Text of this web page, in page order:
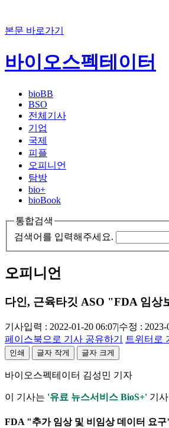
본문 바로가기
바이오스펙테이터
bioBB
BSO
전체기사
기업
국제
피플
오피니언
탐방
bio+
bioBook
통합검색
검색어를 입력해주세요.
오피니언
다인, 근육타깃 ASO "FDA 임
기사입력 : 2022-01-20 06:07|수정 : 2023-
페이스북으로 기사 공유하기
트위터로
인쇄 글자 작게 글자 크게
바이오스펙테이터 김성민 기자
이 기사는 '유료 뉴스서비스 BioS+' 기
FDA "추가 임상 및 비임상 데이터 요